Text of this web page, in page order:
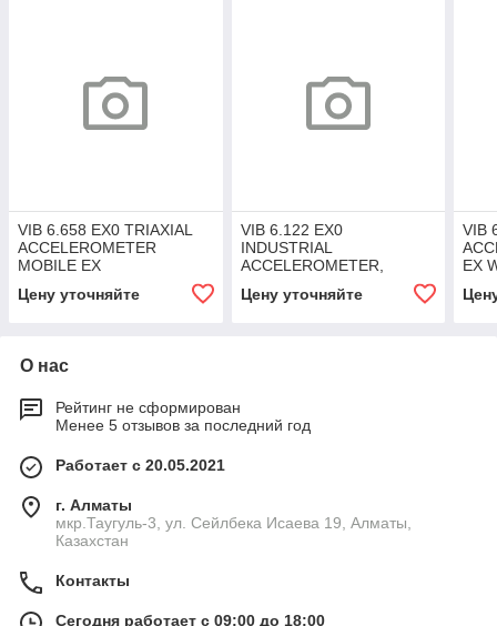
VIB 6.658 EX0 TRIAXIAL
ACCELEROMETER
MOBILE EX
Цену уточняйте
VIB 6.122 EX0
INDUSTRIAL
ACCELEROMETER,
Цену уточняйте
VIB
EX
О нас
Рейтинг не сформирован
Менее 5 отзывов за последний год
Работает с 20.05.2021
г. Алматы
мкр.Таугуль-3, ул. Сейлбека Исаева 19, Алматы,
Казахстан
Контакты
Сегодня работает с 09:00 до 18:00